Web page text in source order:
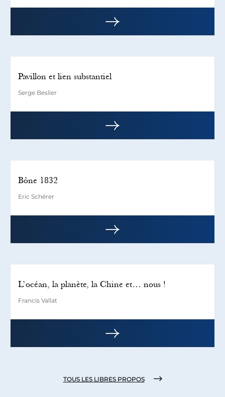
Pavillon et lien substantiel
Serge Beslier
Bône 1832
Eric Schérer
L’océan, la planète, la Chine et… nous !
Francis Vallat
TOUS LES LIBRES PROPOS